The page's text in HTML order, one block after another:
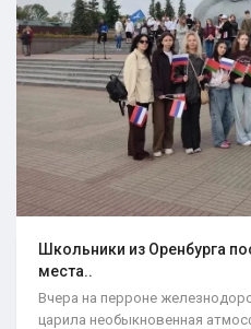
Школьники из Оренбурга
места..
Вчера на перроне
царила необыкновенная